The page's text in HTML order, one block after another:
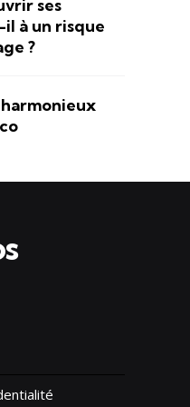
ses
à un risque
?